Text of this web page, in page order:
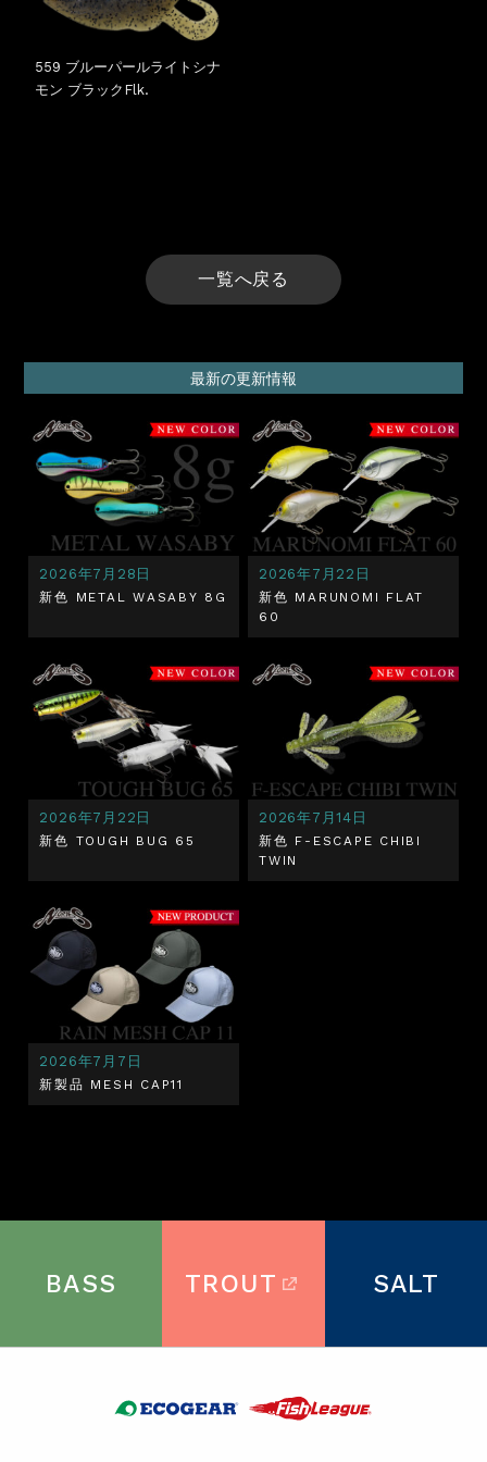
559 ブルーパールライトシナ
モン ブラックFlk.
一覧へ戻る
最新の更新情報
2026年7月28日
新色 METAL WASABY 8G
2026年7月22日
新色 MARUNOMI FLAT
60
2026年7月22日
新色 TOUGH BUG 65
2026年7月14日
新色 F-ESCAPE CHIBI
TWIN
2026年7月7日
新製品 MESH CAP11
BASS TROUT SALT